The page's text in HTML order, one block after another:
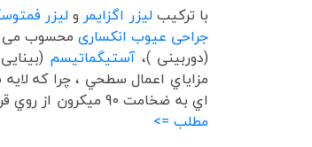
با ترکیبلیزر اگزایمرولیزر
جراحی عیوب انکساری محسوب می
(دوربینی )،آستیگماتیسم
مزاياي اعمال سطحي ، چرا كه
اي به ضخامت 90 ميكرون از روي قرنيه برداشت. عوارض احتمالي فمتوليزيك نسبت به ليزيك به مراتب كمتر است .
مطلب =>